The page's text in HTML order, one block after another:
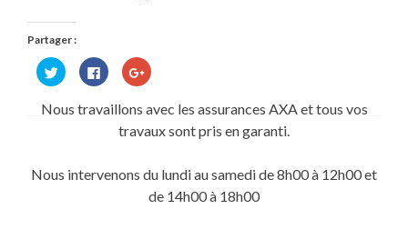
Partager :
Cliquez
pour
partager
Twitter(ouvre
Cliquez
pour
partager
sur
Facebook(ouvre
dans
une
Cliquez
pour
Google+
dans
fenêtre)
Nous travaillons avec les assurances AXA et tous vos
travaux sont pris en garanti.
Nous intervenons du lundi au samedi de 8h00 à 12h00 et
de 14h00 à 18h00